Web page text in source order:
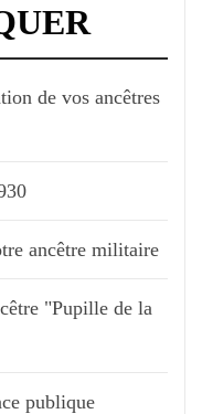
de vos ancêtres
ancêtre militaire
"Pupille de la
publique